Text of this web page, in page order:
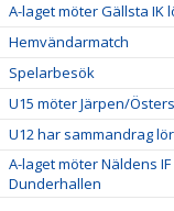
A-laget möter Gällsta IK
Hemvändarmatch
Spelarbesök
U15 möter Järpen/
U12 har sammandrag
A-laget möter Näldens
Dunderhallen